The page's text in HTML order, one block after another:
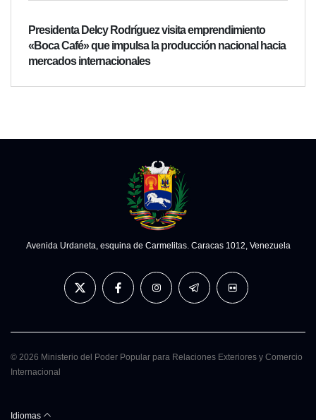
Presidenta Delcy Rodríguez visita emprendimiento
«Boca Café» que impulsa la producción nacional hacia
mercados internacionales
Avenida Urdaneta, esquina de Carmelitas. Caracas 1012, Venezuela
© 2026 Ministerio del Poder Popular para Relaciones Exteriores y Comercio
Internacional
Idiomas